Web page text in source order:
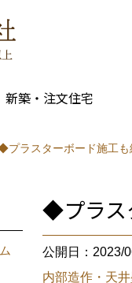
新築・注文住宅
プラスターボード施工も
◆プラス
公開日：2023/
内部造作・天